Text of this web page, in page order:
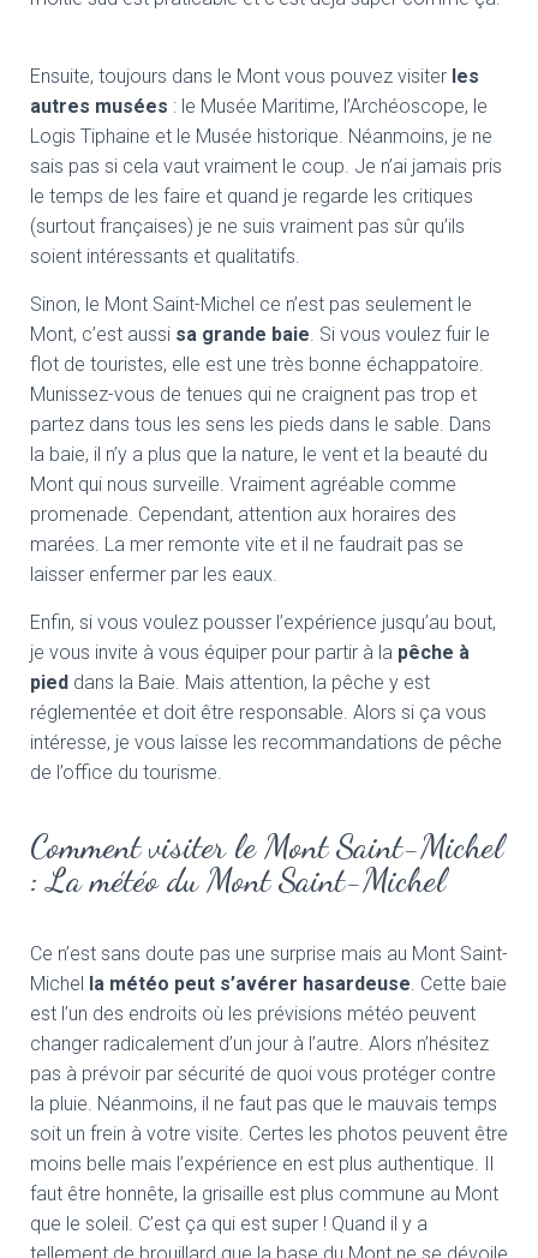
Ensuite, toujours dans le Mont vous pouvez visiter les
autres musées : le Musée Maritime, l’Archéoscope, le
Logis Tiphaine et le Musée historique. Néanmoins, je ne
sais pas si cela vaut vraiment le coup. Je n’ai jamais pris
le temps de les faire et quand je regarde les critiques
(surtout françaises) je ne suis vraiment pas sûr qu’ils
soient intéressants et qualitatifs.
Sinon, le Mont Saint-Michel ce n’est pas seulement le
Mont, c’est aussi sa grande baie . Si vous voulez fuir le
flot de touristes, elle est une très bonne échappatoire.
Munissez-vous de tenues qui ne craignent pas trop et
partez dans tous les sens les pieds dans le sable. Dans
la baie, il n’y a plus que la nature, le vent et la beauté du
Mont qui nous surveille. Vraiment agréable comme
promenade. Cependant, attention aux horaires des
marées. La mer remonte vite et il ne faudrait pas se
laisser enfermer par les eaux.
Enfin, si vous voulez pousser l’expérience jusqu’au bout,
je vous invite à vous équiper pour partir à la pêche à
pied dans la Baie. Mais attention, la pêche y est
réglementée et doit être responsable. Alors si ça vous
intéresse, je vous laisse les recommandations de pêche
de l’office du tourisme.
Comment visiter le Mont Saint-Michel
: La météo du Mont Saint-Michel
Ce n’est sans doute pas une surprise mais au Mont Saint-
Michel la météo peut s’avérer hasardeuse . Cette baie
est l’un des endroits où les prévisions météo peuvent
changer radicalement d’un jour à l’autre. Alors n’hésitez
pas à prévoir par sécurité de quoi vous protéger contre
la pluie. Néanmoins, il ne faut pas que le mauvais temps
soit un frein à votre visite. Certes les photos peuvent être
moins belle mais l’expérience en est plus authentique. Il
faut être honnête, la grisaille est plus commune au Mont
que le soleil. C’est ça qui est super ! Quand il y a
tellement de brouillard que la base du Mont ne se dévoile